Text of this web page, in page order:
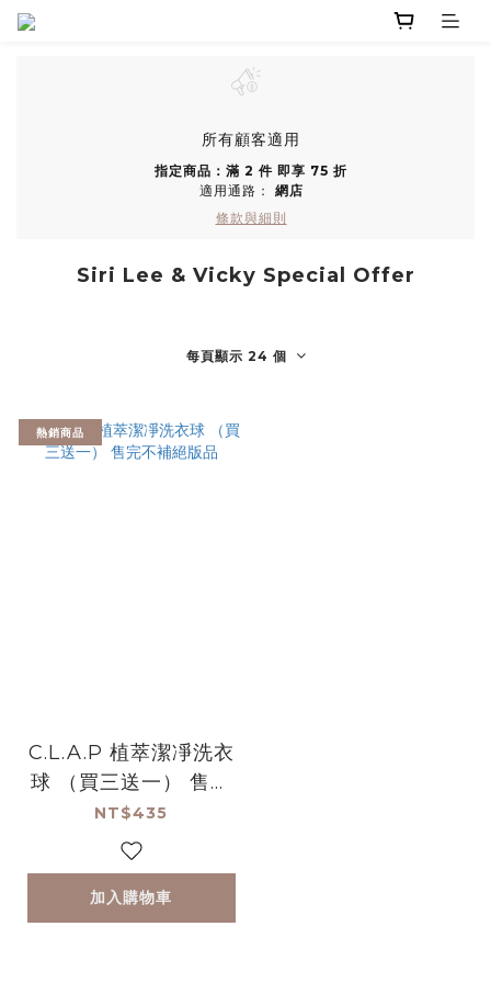
所有顧客適用
指定商品：滿 2 件 即享 75 折
適用通路： 網店
條款與細則
Siri Lee & Vicky Special Offer
每頁顯示 24 個
熱銷商品
C.L.A.P 植萃潔凈洗衣
球 （買三送一） 售完
不補絕版品
NT$435
加入購物車